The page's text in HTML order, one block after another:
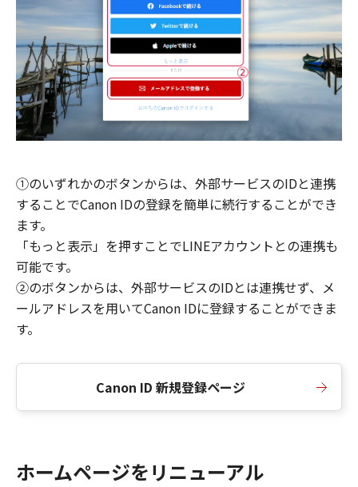
①のいずれかのボタンからは、外部サービスのIDと連携
することでCanon IDの登録を簡単に続行することができ
ます。
「もっと表示」を押すことでLINEアカウントとの連携も
可能です。
②のボタンからは、外部サービスのIDとは連携せず、メ
ールアドレスを用いてCanon IDに登録することができま
す。
Canon ID 新規登録ページ
ホームページをリニューアル